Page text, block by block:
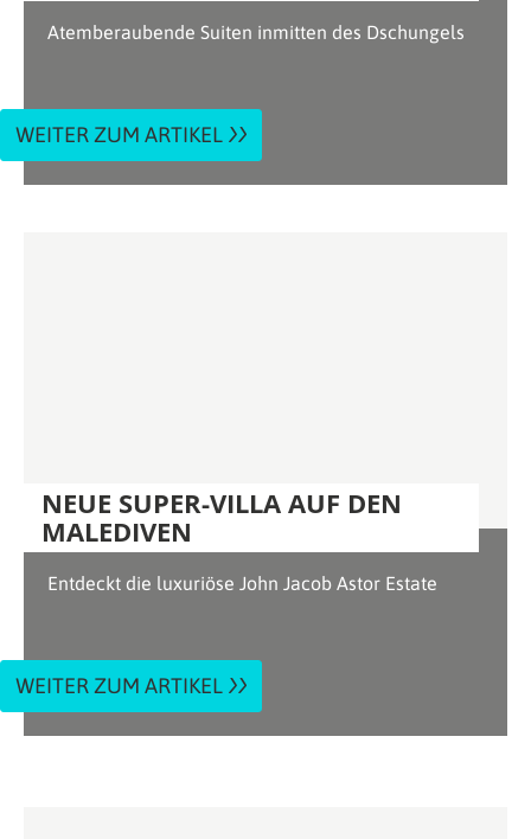
Atemberaubende Suiten inmitten des Dschungels
WEITER ZUM ARTIKEL
NEUE SUPER-VILLA AUF DEN
MALEDIVEN
Entdeckt die luxuriöse John Jacob Astor Estate
WEITER ZUM ARTIKEL